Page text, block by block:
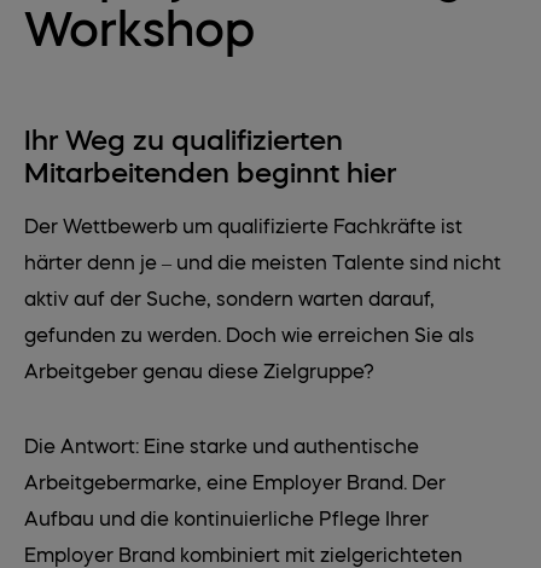
Workshop
Ihr Weg zu qualifizierten
Mitarbeitenden beginnt hier
Der Wettbewerb um qualifizierte Fachkräfte ist
härter denn je – und die meisten Talente sind nicht
aktiv auf der Suche, sondern warten darauf,
gefunden zu werden. Doch wie erreichen Sie als
Arbeitgeber genau diese Zielgruppe?
Die Antwort: Eine starke und authentische
Arbeitgebermarke, eine Employer Brand. Der
Aufbau und die kontinuierliche Pflege Ihrer
Employer Brand kombiniert mit zielgerichteten